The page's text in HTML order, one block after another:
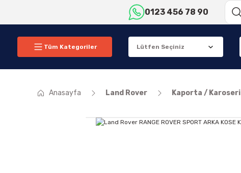
0123 456 78 90
Tüm Kategoriler
Anasayfa Land Rover Kaporta / Karoseri